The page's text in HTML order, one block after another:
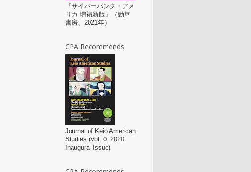
『サイバーパンク・アメ
リカ 増補新版』（勁草
書房、2021年）
CPA Recommends
Journal of Keio American
Studies (Vol. 0: 2020
Inaugural Issue)